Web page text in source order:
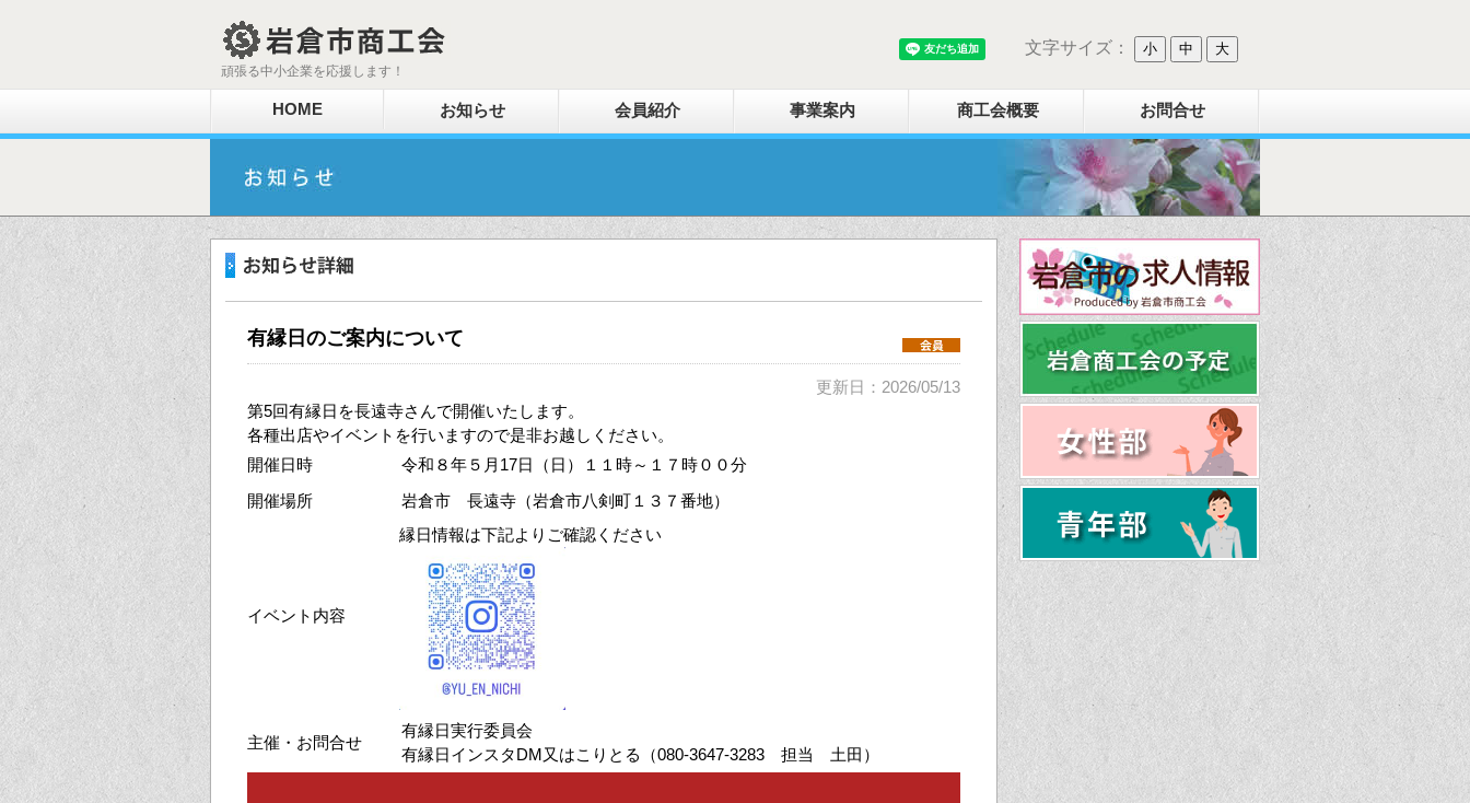
頑張る中小企業を応援します！
文字サイズ： 小 中 大
HOME お知らせ 会員紹介 事業案内 商工会概要 お問合せ
有縁日のご案内について
更新日：2026/05/13
第5回有縁日を長遠寺さんで開催いたします。
各種出店やイベントを行いますので是非お越しください。
開催日時
令和８年５月17日（日）１１時～１７時００分
開催場所
岩倉市 長遠寺（岩倉市八剣町１３７番地）
イベント内容
縁日情報は下記よりご確認ください
主催・お問合せ
有縁日実行委員会
有縁日インスタDM又はこりとる（080-3647-3283 担当 土田）